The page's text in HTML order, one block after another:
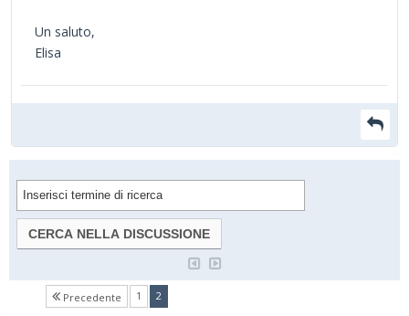
Un saluto,
Elisa
Precedente 1 2(current)